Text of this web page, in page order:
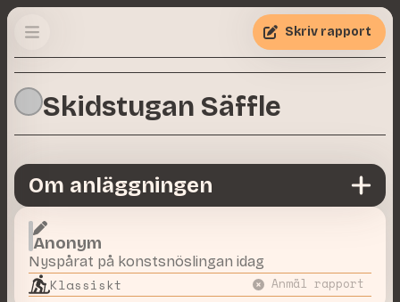
Skidstugan Säffle
Skriv rapport
Anonym
Nyspårat på konstsnöslingan idag
Klassiskt Anmäl rapport
Om anläggningen